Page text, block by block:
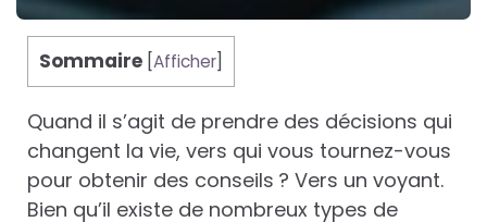
Sommaire [Afficher]
Quand il s’agit de prendre des décisions qui
changent la vie, vers qui vous tournez-vous
pour obtenir des conseils ? Vers un voyant.
Bien qu’il existe de nombreux types de